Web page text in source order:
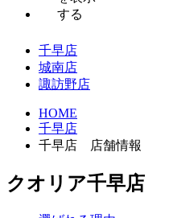
千早店
城南店
諏訪野店
HOME
千早店
千早店 店舗情報
クオリア千早店